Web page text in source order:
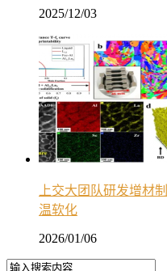
2025/12/03
上交大团队研发增材
温软化
2026/01/06